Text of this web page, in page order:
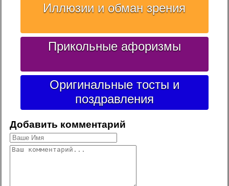
Иллюзии и обман зрения
Прикольные афоризмы
Оригинальные тосты и
поздравления
Добавить комментарий